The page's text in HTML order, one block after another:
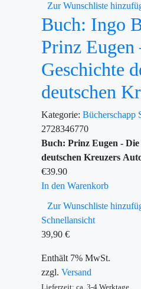
Zur Wunschliste
Buch: Ingo
Prinz Eugen
Geschichte
deutschen
Kategorie: Bücherschapp
2728346770
Buch: Prinz Eugen - Die
deutschen Kreuzers
€39.90
In den Warenkorb
Zur Wunschliste
Schnellansicht
39,90 €
Enthält 7% MwSt.
zzgl. Versand
Lieferzeit: ca. 3-4 Werktage